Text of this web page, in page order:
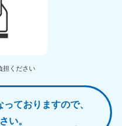
担ください
ておりますので、
い。